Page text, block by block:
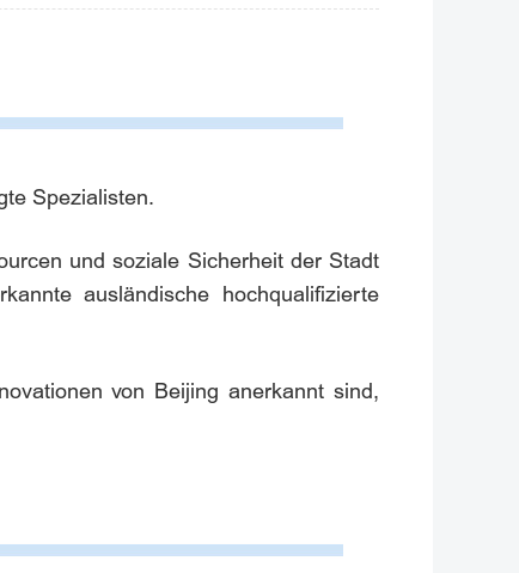
Spezialisten.
und soziale Sicherheit der Stadt
ausländische hochqualifizierte
von Beijing anerkannt sind,